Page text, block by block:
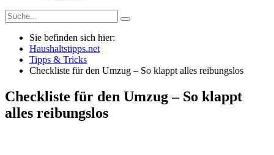
Sie befinden sich hier:
Haushaltstipps.net
Tipps & Tricks
Checkliste für den Umzug – So klappt alles reibungslos
Checkliste für den Umzug – So klappt
alles reibungslos